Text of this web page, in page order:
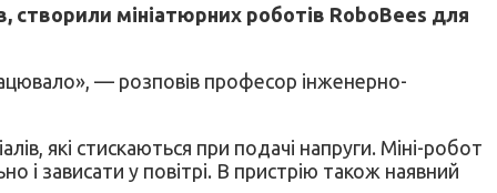
створили мініатюрних роботів RoboBees для
— розповів професор інженерно-
які стискаються при подачі напруги. Міні-робот
зависати у повітрі. В пристрію також наявний